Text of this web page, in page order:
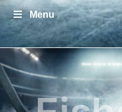
Zum
Inhalt
springen
Menu